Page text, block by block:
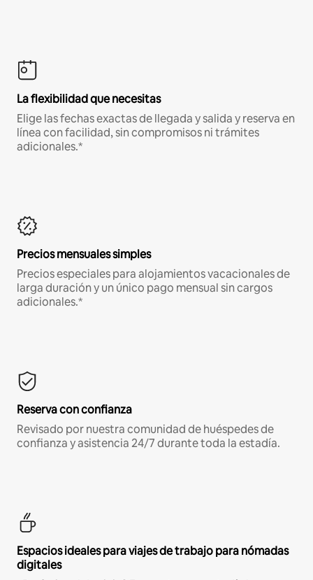
La flexibilidad que necesitas
Elige las fechas exactas de llegada y salida y reserva en
línea con facilidad, sin compromisos ni trámites
adicionales.*
Precios mensuales simples
Precios especiales para alojamientos vacacionales de
larga duración y un único pago mensual sin cargos
adicionales.*
Reserva con confianza
Revisado por nuestra comunidad de huéspedes de
confianza y asistencia 24/7 durante toda la estadía.
Espacios ideales para viajes de trabajo para nómadas
digitales